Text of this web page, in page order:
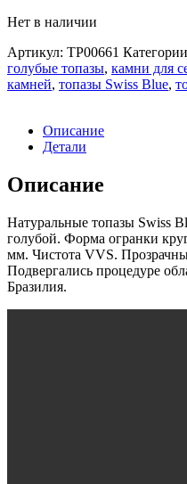
Нет в наличии
Артикул: TP00661
голубые топазы, камни для
камней, топазы Swiss Blue,
Описание
Детали
Описание
Натуральные топазы Swiss
голубой. Форма огранки
мм. Чистота VVS.
Подвергались процедуре
Бразилия.